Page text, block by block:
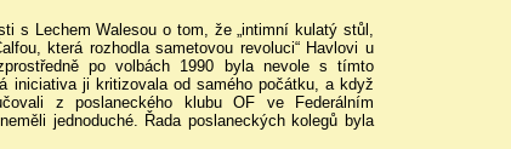
s Lechem Walesou o tom, že „intimní kulatý stůl,
která rozhodla sametovou revoluci“ Havlovi u
po volbách 1990 byla nevole s tímto
iniciativa ji kritizovala od samého počátku, a když
z poslaneckého klubu OF ve Federálním
jednoduché. Řada poslaneckých kolegů byla